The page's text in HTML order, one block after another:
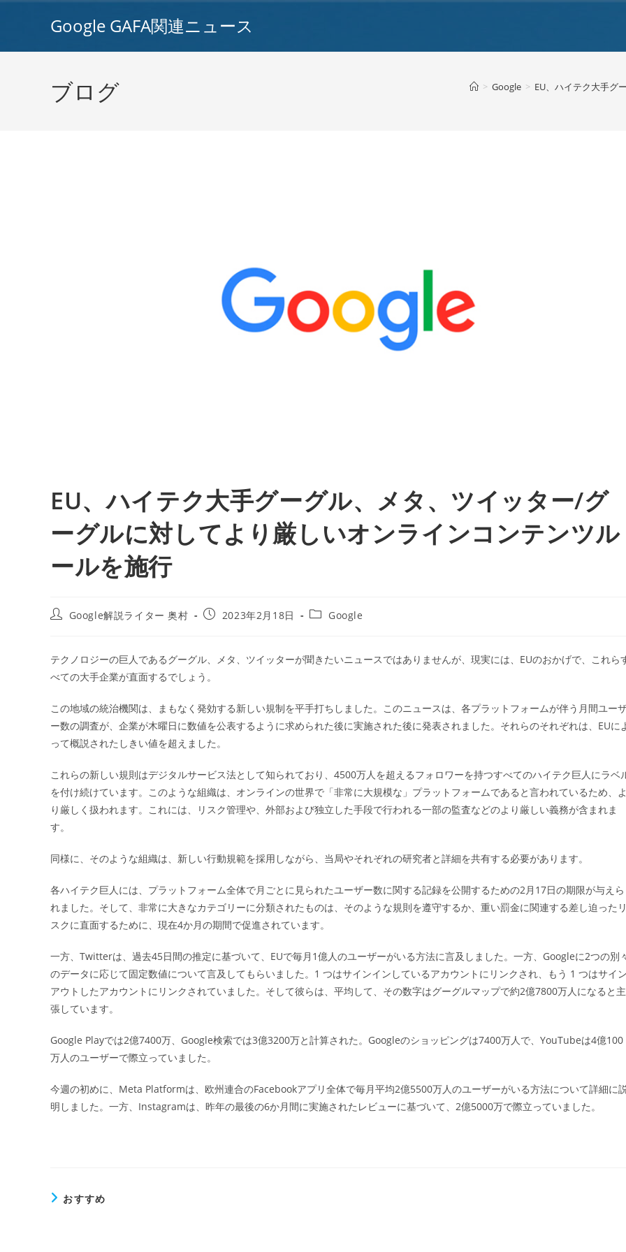
Google GAFA関連ニュース
ブログ > Google > EU、ハイテク大手グ
EU、ハイテク大手グーグル、メタ、ツイッター/グ
ーグルに対してより厳しいオンラインコンテンツル
ールを施行
投
Google解説ライター 奥村
投
日:
2023年2月18日
投
テ
ゴ
Google
テクノロジーの巨人であるグーグル、メタ、ツイッターが聞きたいニュースではありませんが、現実には、EUのおかげで、これら
べての大手企業が直面するでしょう。
この地域の統治機関は、まもなく発効する新しい規制を平手打ちしました。このニュースは、各プラットフォームが伴う月間ユー
ー数の調査が、企業が木曜日に数値を公表するように求められた後に実施された後に発表されました。それらのそれぞれは、EUに
って概説されたしきい値を超えました。
これらの新しい規則はデジタルサービス法として知られており、4500万人を超えるフォロワーを持つすべてのハイテク巨人にラベ
を付け続けています。このような組織は、オンラインの世界で「非常に大規模な」プラットフォームであると言われているため、よ
り厳しく扱われます。これには、リスク管理や、外部および独立した手段で行われる一部の監査などのより厳しい義務が含まれま
す。
同様に、そのような組織は、新しい行動規範を採用しながら、当局やそれぞれの研究者と詳細を共有する必要があります。
各ハイテク巨人には、プラットフォーム全体で月ごとに見られたユーザー数に関する記録を公開するための2月17日の期限が与えら
れました。そして、非常に大きなカテゴリーに分類されたものは、そのような規則を遵守するか、重い罰金に関連する差し迫ったリ
スクに直面するために、現在4か月の期間で促進されています。
一方、Twitterは、過去45日間の推定に基づいて、EUで毎月1億人のユーザーがいる方法に言及しました。一方、Googleに2つの別
のデータに応じて固定数値について言及してもらいました。1 つはサインインしているアカウントにリンクされ、もう 1 つはサイン
アウトしたアカウントにリンクされていました。そして彼らは、平均して、その数字はグーグルマップで約2億7800万人になると主
張しています。
Google Playでは2億7400万、Google検索では3億3200万と計算された。Googleのショッピングは7400万人で、YouTubeは4億100
万人のユーザーで際立っていました。
今週の初めに、Meta Platformは、欧州連合のFacebookアプリ全体で毎月平均2億5500万人のユーザーがいる方法について詳細に
明しました。一方、Instagramは、昨年の最後の6か月間に実施されたレビューに基づいて、2億5000万で際立っていました。
おすすめ